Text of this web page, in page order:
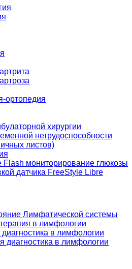
ортопедия
хирургии
нетрудоспособности
листов)
Flash мониторирование глюкозы
датчика FreeStyle Libre
Лимфатической системы
в лимфологии
в лимфологии
диагностика в лимфологии